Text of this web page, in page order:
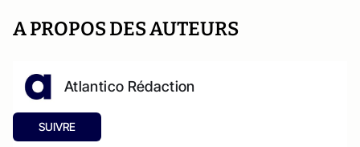
A PROPOS DES AUTEURS
Atlantico Rédaction
SUIVRE